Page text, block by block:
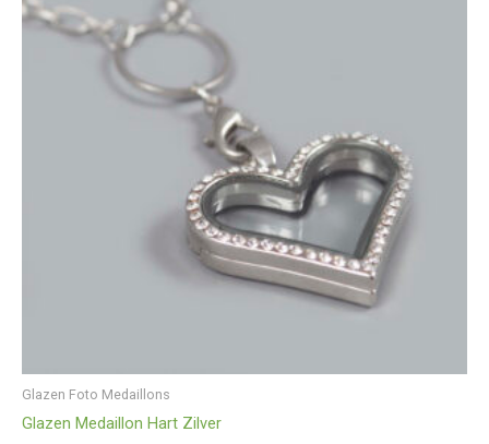
Glazen Foto Medaillons
Glazen Medaillon Hart Zilver